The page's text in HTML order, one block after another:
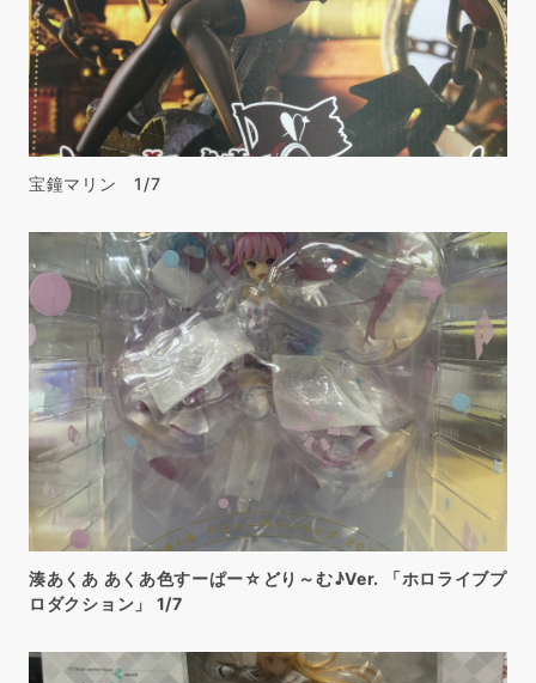
宝鐘マリン 1/7
湊あくあ あくあ色すーぱー☆どり～む♪Ver. 「ホロライブプ
ロダクション」 1/7